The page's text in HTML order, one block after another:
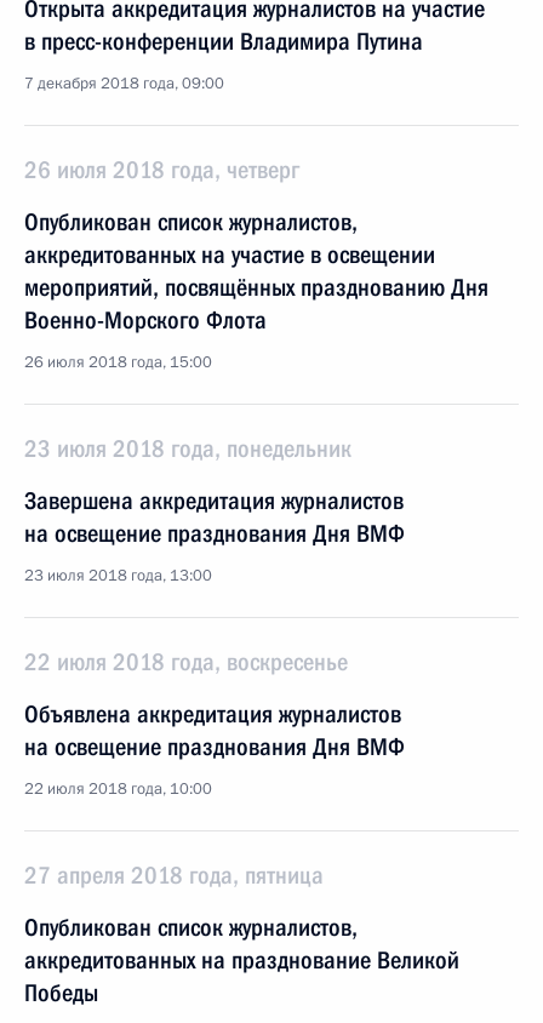
Открыта аккредитация журналистов на участие
в пресс-конференции Владимира Путина
7 декабря 2018 года, 09:00
26 июля 2018 года, четверг
Опубликован список журналистов,
аккредитованных на участие в освещении
мероприятий, посвящённых празднованию Дня
Военно-Морского Флота
26 июля 2018 года, 15:00
23 июля 2018 года, понедельник
Завершена аккредитация журналистов
на освещение празднования Дня ВМФ
23 июля 2018 года, 13:00
22 июля 2018 года, воскресенье
Объявлена аккредитация журналистов
на освещение празднования Дня ВМФ
22 июля 2018 года, 10:00
27 апреля 2018 года, пятница
Опубликован список журналистов,
аккредитованных на празднование Великой
Победы